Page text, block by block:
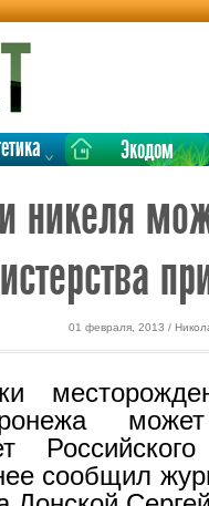
Экодом
01 февраля, 2013 /
может
сообщил